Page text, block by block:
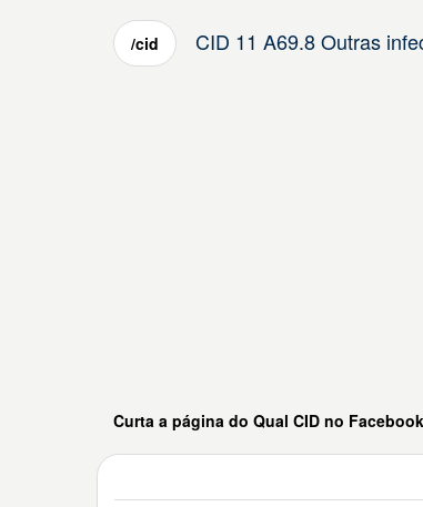
/cid CID 11 A69.8 Outras
Curta a página do Qual CID no Facebook